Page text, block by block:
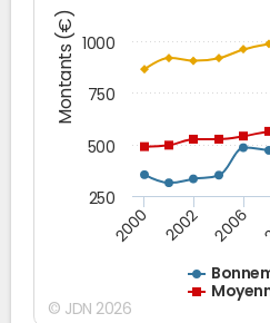
Montants (€)
2000 2002 2006
250
500
750
1000
© JDN 2026